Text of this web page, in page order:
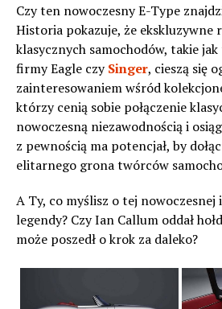
Czy ten nowoczesny E-Type
Historia pokazuje, że ekskluzywne
klasycznych samochodów, takie
firmy Eagle czySinger, cieszą się
zainteresowaniem wśród
którzy cenią sobie połączenie
nowoczesną niezawodnością i
z pewnością ma potencjał, by
elitarnego grona twórców
A Ty, co myślisz o tej
legendy? Czy Ian Callum oddał
może poszedł o krok za daleko?